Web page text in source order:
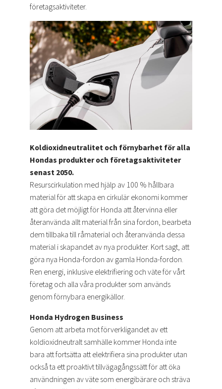
företagsaktiviteter.
Koldioxidneutralitet och förnybarhet för alla
Hondas produkter och företagsaktiviteter
senast 2050.
Resurscirkulation med hjälp av 100 % hållbara
material för att skapa en cirkulär ekonomi kommer
att göra det möjligt för Honda att återvinna eller
återanvända allt material från sina fordon, bearbeta
dem tillbaka till råmaterial och återanvända dessa
material i skapandet av nya produkter. Kort sagt, att
göra nya Honda-fordon av gamla Honda-fordon.
Ren energi, inklusive elektrifiering och väte för vårt
företag och alla våra produkter som används
genom förnybara energikällor.
Honda Hydrogen Business
Genom att arbeta mot förverkligandet av ett
koldioxidneutralt samhälle kommer Honda inte
bara att fortsätta att elektrifiera sina produkter utan
också ta ett proaktivt tillvägagångssätt för att öka
användningen av väte som energibärare och sträva